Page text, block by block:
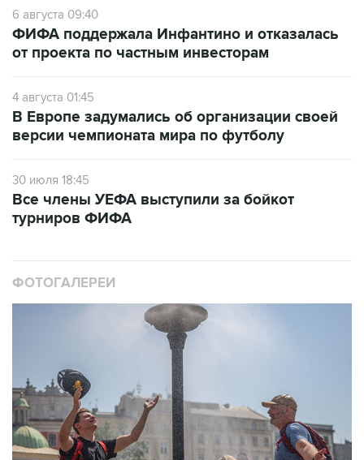
6 августа 09:40
ФИФА поддержала Инфантино и отказалась
от проекта по частным инвесторам
4 августа 01:45
В Европе задумались об организации своей
версии чемпионата мира по футболу
30 июля 18:45
Все члены УЕФА выступили за бойкот
турниров ФИФА
ФОТОГАЛЕРЕИ